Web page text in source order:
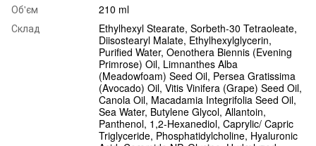
Об'єм
210 ml
Склад
Ethylhexyl Stearate, Sorbeth-30 Tetraoleate,
Diisostearyl Malate, Ethylhexylglycerin,
Purified Water, Oenothera Biennis (Evening
Primrose) Oil, Limnanthes Alba
(Meadowfoam) Seed Oil, Persea Gratissima
(Avocado) Oil, Vitis Vinifera (Grape) Seed Oil,
Canola Oil, Macadamia Integrifolia Seed Oil,
Sea Water, Butylene Glycol, Allantoin,
Panthenol, 1,2-Hexanediol, Caprylic/ Capric
Triglyceride, Phosphatidylcholine, Hyaluronic